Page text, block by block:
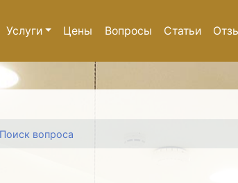
Услуги Цены Вопросы Статьи
Поиск вопроса